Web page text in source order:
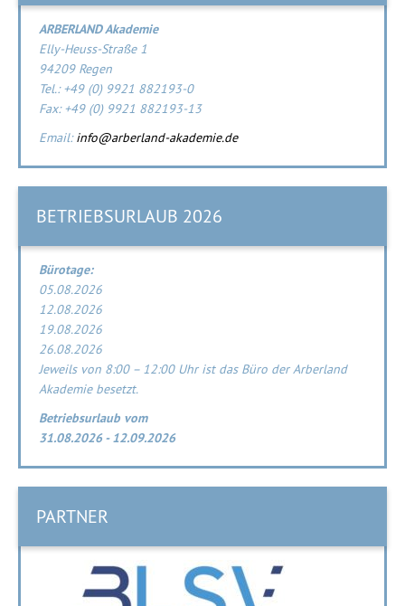
Bücherei
Bolzplatz Liegewiese Baumklettern
Blick auf Akademie
ARBERLAND Akademie
Elly-Heuss-Straße 1
94209 Regen
Tel.: +49 (0) 9921 882193-0
Fax: +49 (0) 9921 882193-13
Email:info@arberland-akademie.de
BETRIEBSURLAUB 2026
Bürotage:
05.08.2026
12.08.2026
19.08.2026
26.08.2026
Jeweils von 8:00 – 12:00 Uhr ist das Büro der Arberland
Akademie besetzt.
Betriebsurlaub vom
31.08.2026 - 12.09.2026
PARTNER